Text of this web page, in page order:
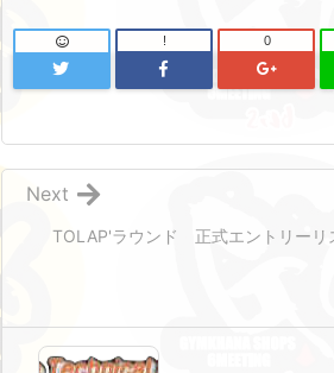
! 0
TOLAP'ラウンド 正式エントリーリ
Next